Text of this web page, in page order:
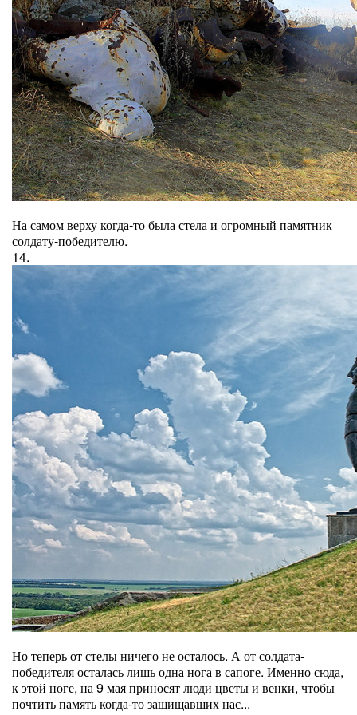
На самом верху когда-то была стела и огромный памятник
солдату-победителю.
14.
Но теперь от стелы ничего не осталось. А от солдата-
победителя осталась лишь одна нога в сапоге. Именно сюда,
к этой ноге, на 9 мая приносят люди цветы и венки, чтобы
почтить память когда-то защищавших нас...